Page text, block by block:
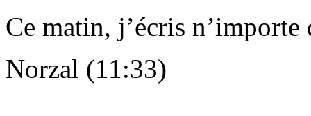
Ce matin, j’écris n’importe
Norzal (11:33)